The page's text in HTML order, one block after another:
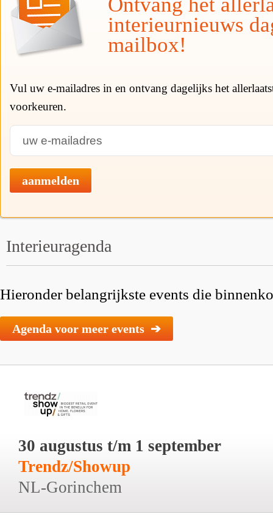
interieurnieuws
mailbox!
Vul uw e-mailadres in en ontvang dagelijks het
voorkeuren.
aanmelden
Interieuragenda
Hieronder belangrijkste events die
Agenda voor meer events ➔
30 augustus t/m 1 september
Trendz/Showup
NL-Gorinchem